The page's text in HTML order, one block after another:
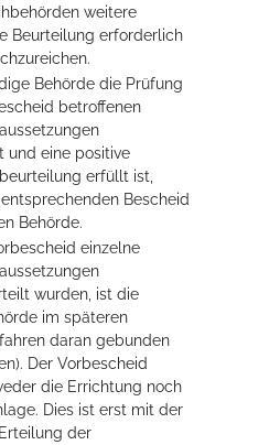
weitere
Beurteilung erforderlich
Behörde die Prüfung
betroffenen
und eine positive
erfüllt ist,
Bescheid
Behörde.
einzelne
wurden, ist die
im späteren
daran gebunden
Der Vorbescheid
die Errichtung noch
Dies ist erst mit der
der